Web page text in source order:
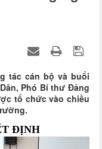
tác cán bộ và buổi
Phó Bí thư Đảng
tổ chức vào chiều
ĐỊNH